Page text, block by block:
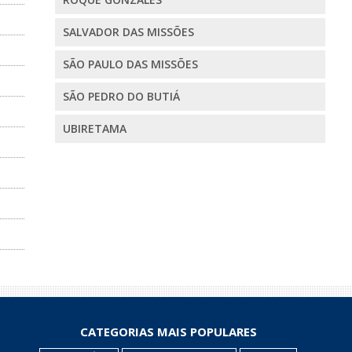
SALVADOR DAS MISSÕES
SÃO PAULO DAS MISSÕES
SÃO PEDRO DO BUTIÁ
UBIRETAMA
CATEGORIAS MAIS POPULARES